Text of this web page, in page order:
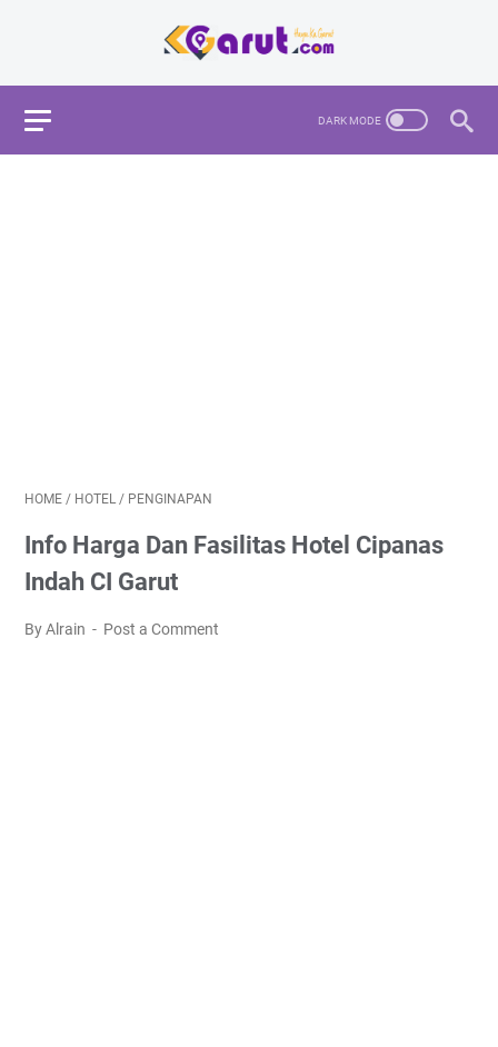
HOME / HOTEL / PENGINAPAN
Info Harga Dan Fasilitas Hotel Cipanas
Indah CI Garut
By Alrain Post a Comment